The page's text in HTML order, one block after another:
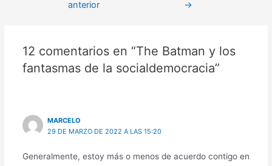
anterior
→
12 comentarios en “The Batman y los
fantasmas de la socialdemocracia”
MARCELO
29 DE MARZO DE 2022 A LAS 15:20
Generalmente, estoy más o menos de acuerdo contigo en